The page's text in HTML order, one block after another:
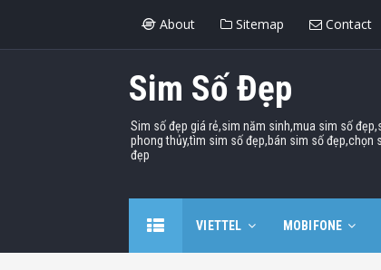
About Sitemap Contact
Sim Số Đẹp
Sim số đẹp giá rẻ,sim năm sinh,mua sim số
phong thủy,tìm sim số đẹp,bán sim số đẹp,chọn
đẹp
VIETTEL MOBIFONE